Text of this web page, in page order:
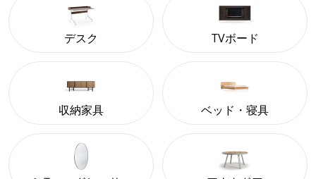
デスク TVボード
収納家具 ベッド・寝具